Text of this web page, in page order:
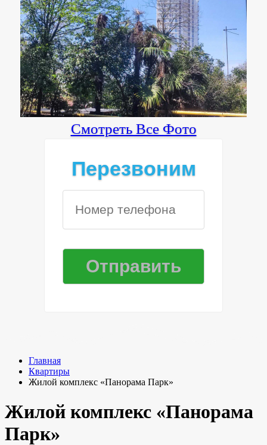
Смотреть Все Фото
Перезвоним
Главная
Квартиры
Жилой комплекс «Панорама Парк»
Жилой комплекс «Панорама
Парк»